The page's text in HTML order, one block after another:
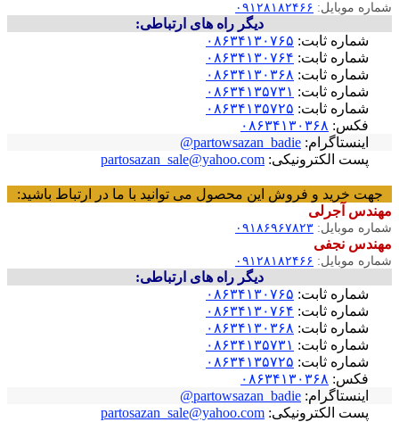
شماره موبایل: ۰۹۱۲۸۱۸۲۴۶۶
دیگر راه های ارتباطی:
شماره ثابت: ۰۸۶۳۴۱۳۰۷۶۵
شماره ثابت: ۰۸۶۳۴۱۳۰۷۶۴
شماره ثابت: ۰۸۶۳۴۱۳۰۳۶۸
شماره ثابت: ۰۸۶۳۴۱۳۵۷۳۱
شماره ثابت: ۰۸۶۳۴۱۳۵۷۲۵
فکس: ۰۸۶۳۴۱۳۰۳۶۸
اینستاگرام: partowsazan_badie@
پست الکترونیکی: partosazan_sale@yahoo.com
جهت خرید و فروش این محصول می توانید با ما در ارتباط باشید:
مهندس آجرلی
شماره موبایل: ۰۹۱۸۶۹۶۷۸۲۳
مهندس نجفی
شماره موبایل: ۰۹۱۲۸۱۸۲۴۶۶
دیگر راه های ارتباطی:
شماره ثابت: ۰۸۶۳۴۱۳۰۷۶۵
شماره ثابت: ۰۸۶۳۴۱۳۰۷۶۴
شماره ثابت: ۰۸۶۳۴۱۳۰۳۶۸
شماره ثابت: ۰۸۶۳۴۱۳۵۷۳۱
شماره ثابت: ۰۸۶۳۴۱۳۵۷۲۵
فکس: ۰۸۶۳۴۱۳۰۳۶۸
اینستاگرام: partowsazan_badie@
پست الکترونیکی: partosazan_sale@yahoo.com